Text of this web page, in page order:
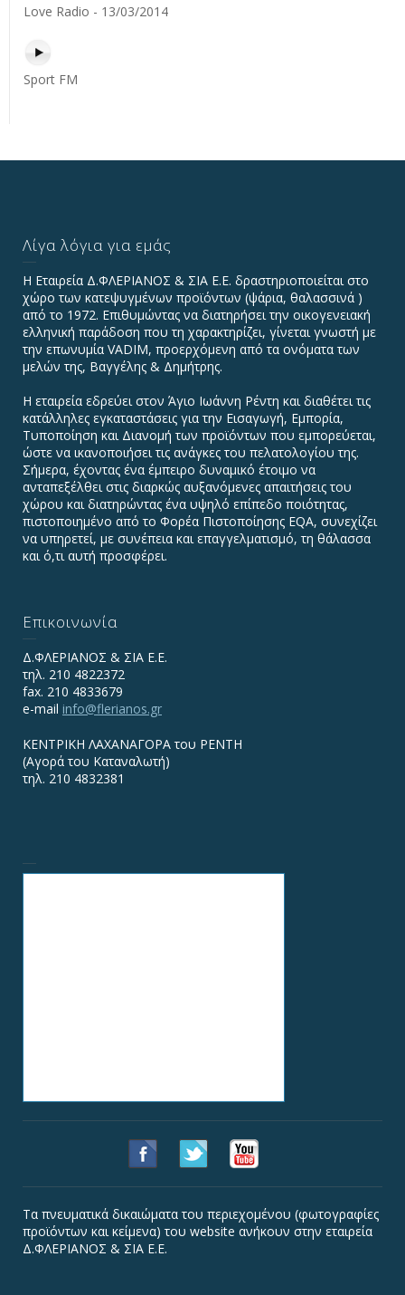
Love Radio - 13/03/2014
Sport FM
Λίγα λόγια για εμάς
Η Εταιρεία Δ.ΦΛΕΡΙΑΝΟΣ & ΣΙΑ Ε.Ε. δραστηριοποιείται στο
χώρο των κατεψυγμένων προϊόντων (ψάρια, θαλασσινά )
από το 1972. Επιθυμώντας να διατηρήσει την οικογενειακή
ελληνική παράδοση που τη χαρακτηρίζει, γίνεται γνωστή με
την επωνυμία VADIΜ, προερχόμενη από τα ονόματα των
μελών της, Βαγγέλης & Δημήτρης.
Η εταιρεία εδρεύει στον Άγιο Ιωάννη Ρέντη και διαθέτει τις
κατάλληλες εγκαταστάσεις για την Εισαγωγή, Εμπορία,
Τυποποίηση και Διανομή των προϊόντων που εμπορεύεται,
ώστε να ικανοποιήσει τις ανάγκες του πελατολογίου της.
Σήμερα, έχοντας ένα έμπειρο δυναμικό έτοιμο να
ανταπεξέλθει στις διαρκώς αυξανόμενες απαιτήσεις του
χώρου και διατηρώντας ένα υψηλό επίπεδο ποιότητας,
πιστοποιημένο από το Φορέα Πιστοποίησης EQA, συνεχίζει
να υπηρετεί, με συνέπεια και επαγγελματισμό, τη θάλασσα
και ό,τι αυτή προσφέρει.
Επικοινωνία
Δ.ΦΛΕΡΙΑΝΟΣ & ΣΙΑ Ε.Ε.
τηλ. 210 4822372
fax. 210 4833679
e-mail info@flerianos.gr
ΚΕΝΤΡΙΚΗ ΛΑΧΑΝΑΓΟΡΑ του ΡΕΝΤΗ
(Αγορά του Καταναλωτή)
τηλ. 210 4832381
Τα πνευματικά δικαιώματα του περιεχομένου (φωτογραφίες
προϊόντων και κείμενα) του website ανήκουν στην εταιρεία
Δ.ΦΛΕΡΙΑΝΟΣ & ΣΙΑ Ε.Ε.